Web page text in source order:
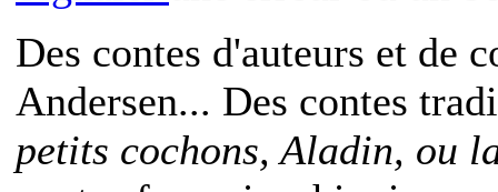
Des contes d'auteurs et de
Andersen... Des contes
petits cochons, Aladin, ou